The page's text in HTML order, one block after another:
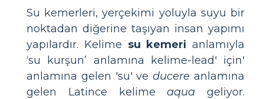
Su kemerleri, yerçekimi yoluyla suyu bir
noktadan diğerine taşıyan insan yapımı
yapılardır. Kelime su kemeri anlamıyla
‘su kurşun’ anlamına kelime-lead' için'
anlamına gelen 'su' veducere anlamına
gelen Latince kelimeaqua geliyor.